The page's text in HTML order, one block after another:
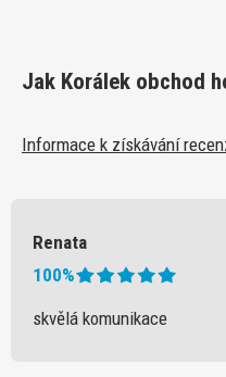
Jak Korálek obchod
Informace k získávání
Renata
100%
skvělá komunikace